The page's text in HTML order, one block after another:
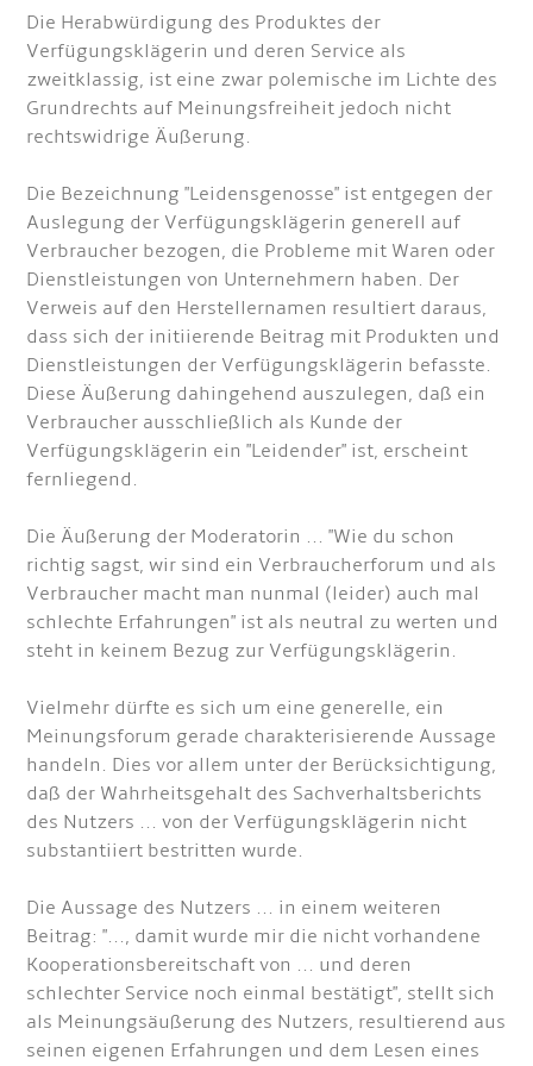
Die Herabwürdigung des Produktes der
Verfügungsklägerin und deren Service als
zweitklassig, ist eine zwar polemische im Lichte des
Grundrechts auf Meinungsfreiheit jedoch nicht
rechtswidrige Äußerung.
Die Bezeichnung "Leidensgenosse" ist entgegen der
Auslegung der Verfügungsklägerin generell auf
Verbraucher bezogen, die Probleme mit Waren oder
Dienstleistungen von Unternehmern haben. Der
Verweis auf den Herstellernamen resultiert daraus,
dass sich der initiierende Beitrag mit Produkten und
Dienstleistungen der Verfügungsklägerin befasste.
Diese Äußerung dahingehend auszulegen, daß ein
Verbraucher ausschließlich als Kunde der
Verfügungsklägerin ein "Leidender" ist, erscheint
fernliegend.
Die Äußerung der Moderatorin ... "Wie du schon
richtig sagst, wir sind ein Verbraucherforum und als
Verbraucher macht man nunmal (leider) auch mal
schlechte Erfahrungen" ist als neutral zu werten und
steht in keinem Bezug zur Verfügungsklägerin.
Vielmehr dürfte es sich um eine generelle, ein
Meinungsforum gerade charakterisierende Aussage
handeln. Dies vor allem unter der Berücksichtigung,
daß der Wahrheitsgehalt des Sachverhaltsberichts
des Nutzers ... von der Verfügungsklägerin nicht
substantiiert bestritten wurde.
Die Aussage des Nutzers ... in einem weiteren
Beitrag: "..., damit wurde mir die nicht vorhandene
Kooperationsbereitschaft von ... und deren
schlechter Service noch einmal bestätigt", stellt sich
als Meinungsäußerung des Nutzers, resultierend aus
seinen eigenen Erfahrungen und dem Lesen eines